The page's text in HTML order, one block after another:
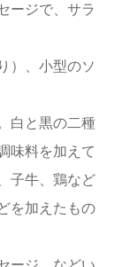
ージで、サラ
）、小型のソ
白と黒の二種
味料を加えて
子牛、鶏など
を加えたもの